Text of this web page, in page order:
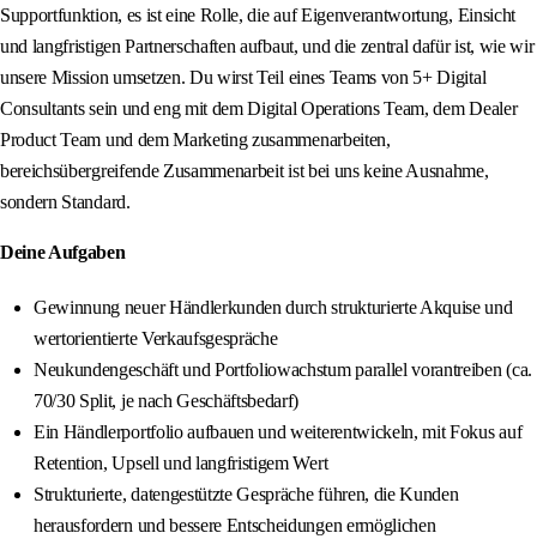
Supportfunktion, es ist eine Rolle, die auf Eigenverantwortung, Einsicht
und langfristigen Partnerschaften aufbaut, und die zentral dafür ist, wie wir
unsere Mission umsetzen. Du wirst Teil eines Teams von 5+ Digital
Consultants sein und eng mit dem Digital Operations Team, dem Dealer
Product Team und dem Marketing zusammenarbeiten,
bereichsübergreifende Zusammenarbeit ist bei uns keine Ausnahme,
sondern Standard.
Deine Aufgaben
Gewinnung neuer Händlerkunden durch strukturierte Akquise und
wertorientierte Verkaufsgespräche
Neukundengeschäft und Portfoliowachstum parallel vorantreiben (ca.
70/30 Split, je nach Geschäftsbedarf)
Ein Händlerportfolio aufbauen und weiterentwickeln, mit Fokus auf
Retention, Upsell und langfristigem Wert
Strukturierte, datengestützte Gespräche führen, die Kunden
herausfordern und bessere Entscheidungen ermöglichen